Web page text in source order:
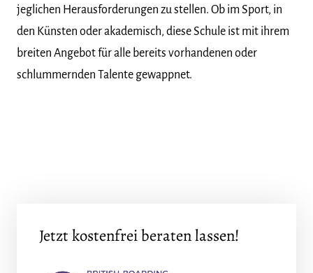
jeglichen Herausforderungen zu stellen. Ob im Sport, in
den Künsten oder akademisch, diese Schule ist mit ihrem
breiten Angebot für alle bereits vorhandenen oder
schlummernden Talente gewappnet.
Jetzt kostenfrei beraten lassen!